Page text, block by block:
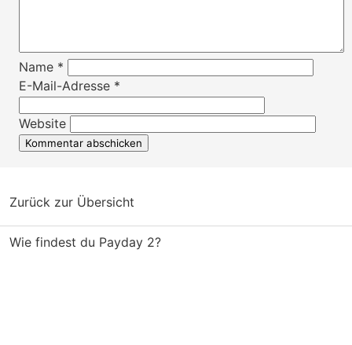
Name *
E-Mail-Adresse *
Website
Zurück zur Übersicht
Wie findest du Payday 2?